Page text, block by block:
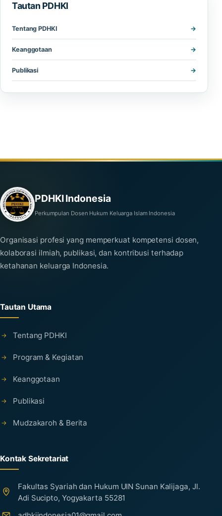
Tautan PDHKI
Tentang PDHKI
Keanggotaan
Publikasi
PDHKI Indonesia
Perkumpulan Dosen Hukum Keluarga Islam Indonesia
Organisasi profesi yang memperkuat kompetensi dosen,
kolaborasi ilmiah, publikasi, dan kontribusi terhadap
ketahanan keluarga Indonesia.
Tautan Utama
Tentang PDHKI
Program & Kegiatan
Keanggotaan
Publikasi
Mudzakaroh & Berita
Kontak Sekretariat
Fakultas Syariah dan Hukum UIN Sunan Kalijaga, Jl.
Adi Sucipto, Yogyakarta 55281